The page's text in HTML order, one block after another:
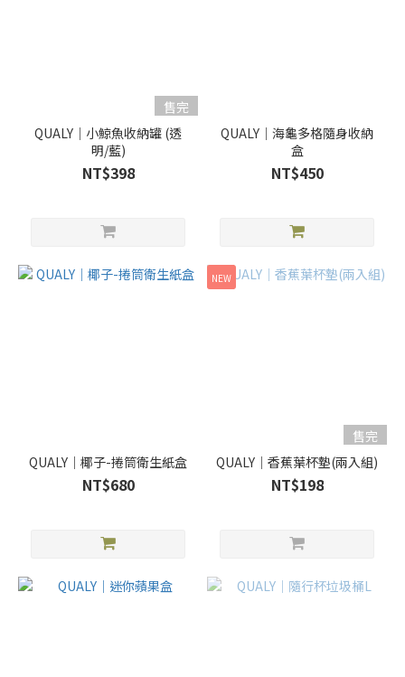
售完
QUALY｜小鯨魚收納罐 (透
明/藍)
NT$398
QUALY｜海龜多格隨身收納
盒
NT$450
QUALY｜椰子-捲筒衛生紙盒
NT$680
NEW
售完
QUALY｜香蕉葉杯墊(兩入組)
NT$198